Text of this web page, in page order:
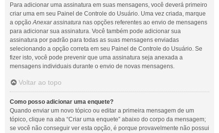
Para adicionar uma assinatura em suas mensagens, você deverá primeiro
criar uma em seu Painel de Controle do Usuário. Uma vez criada, marque
a opçãoAnexar assinatura nas opções referentes ao envio de mensagens
para adicionar sua assinatura. Você também pode adicionar sua
assinatura por padrão para todas as suas mensagens enviadas
selecionando a opção correta em seu Painel de Controle do Usuário. Se
fizer isto, você pode prevenir que uma assinatura seja anexada a
mensagens individuais durante o envio de novas mensagens.
Voltar ao topo
Como posso adicionar uma enquete?
Quando enviar um novo tópico ou editar a primeira mensagem de um
tópico, clique na aba “Criar uma enquete” abaixo do corpo da mensagem;
se você não conseguir ver esta opção, é porque provavelmente não possui